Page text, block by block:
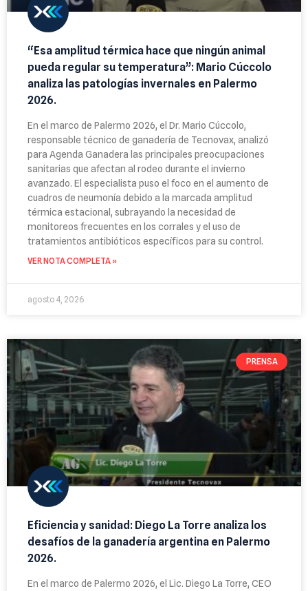
“Esa amplitud térmica hace que ningún animal
pueda regular su temperatura”: Mario Cúccolo
analiza las patologías invernales en Palermo
2026.
En el marco de Palermo 2026, el Dr. Mario Cúccolo,
responsable técnico de ganadería de Tecnovax, analizó
para Agenda Ganadera las principales preocupaciones
sanitarias que afectan al rodeo durante el invierno
avanzado. El especialista puso el foco en el aumento de
cuadros de neumonía debido a la marcada amplitud
térmica estacional, subrayando la necesidad de
monitoreos frecuentes en los corrales y el uso de
tratamientos antibióticos específicos para su control.
VER NOTA COMPLETA »
agosto 4, 2026
PRENSA
Eficiencia y sanidad: Diego La Torre analiza los
desafíos de la ganadería argentina en Palermo
2026.
En el marco de Palermo 2026, el Lic. Diego La Torre, CEO